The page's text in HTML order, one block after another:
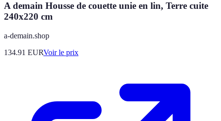
A demain Housse de couette unie en lin, Terre cuite
240x220 cm
a-demain.shop
134.91 EURVoir le prix